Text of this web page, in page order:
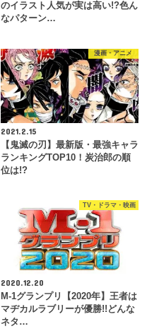
のイラスト人気が実は高い!?色ん
なパターン…
漫画・アニメ
2021.2.15
【鬼滅の刃】最新版・最強キャラ
ランキングTOP10！炭治郎の順
位は!?
TV・ドラマ・映画
2020.12.20
M-1グランプリ【2020年】王者は
マヂカルラブリーが優勝!!どんな
ネタ…